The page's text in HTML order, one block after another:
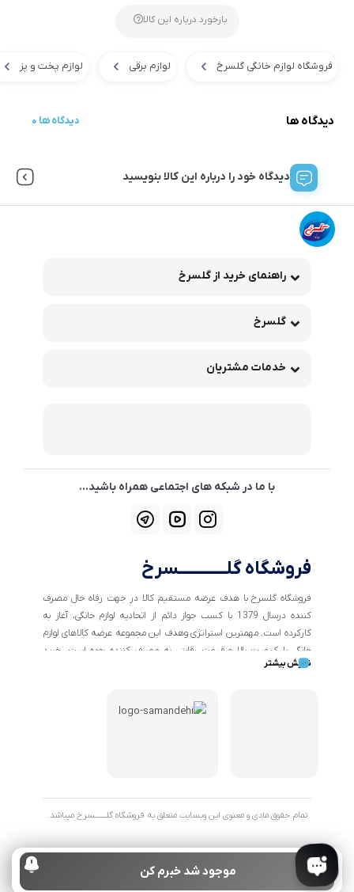
موجود شد خبرم کن
بازخورد درباره این کالا
فروشگاه لوازم خانگی گلسرخ لوازم برقی لوازم پخت و پز
دیدگاه ها 0 دیدگاه ها
دیدگاه خود را درباره این کالا بنویسید
راهنمای خرید از گلسرخ
گلسرخ
خدمات مشتریان
با ما در شبکه های اجتماعی همراه باشید...
فروشگاه گلــــــــــــسرخ
فروشگاه گلسرخ با هدف عرضه مستقیم کالا در جهت رفاه حال مصرف
کننده درسال 1379 با کسب جواز دائم از اتحادیه لوازم خانگی، آغاز به
کارکرده است. مهمترین استراتژی وهدف این مجموعه عرضه کالاهای لوازم
خانگی با کیفیت بالا و قیمت رقابتی به مصرف کننده بوده است. خرید
کالاهای خانگی و تهیه جهیزیه دراین فروشگاه آسان ومطمئن صورت می
فروشگاه اینترنتی گلسرخ به خدمت رسانی گسترده تر و با شرایط بهتر
نمایش بیشتر
تمام حقوق مادی و معنوی این وبسایت متعلق به فروشگاه گلـــــــسرخ میباشد.